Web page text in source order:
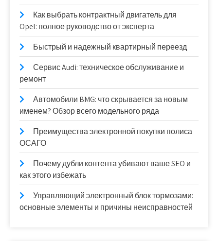
Как выбрать контрактный двигатель для
Opel: полное руководство от эксперта
Быстрый и надежный квартирный переезд
Сервис Audi: техническое обслуживание и
ремонт
Автомобили BMG: что скрывается за новым
именем? Обзор всего модельного ряда
Преимущества электронной покупки полиса
ОСАГО
Почему дубли контента убивают ваше SEO и
как этого избежать
Управляющий электронный блок тормозами:
основные элементы и причины неисправностей